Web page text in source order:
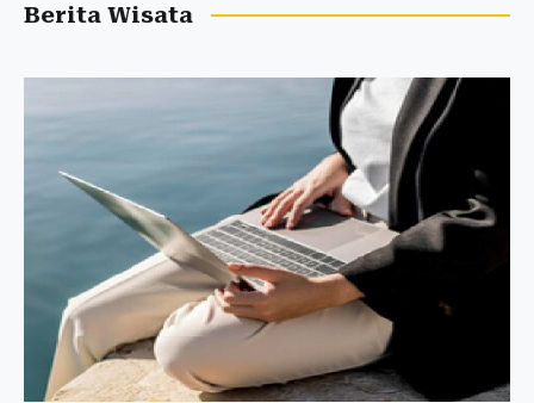
Berita Wisata